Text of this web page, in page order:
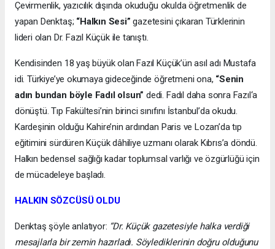
Çevirmenlik, yazıcılık dışında okuduğu okulda öğretmenlik de
yapan Denktaş; “Halkın Sesi”gazetesini çıkaran Türklerinin
lideri olan Dr. Fazıl Küçük ile tanıştı.
Kendisinden 18 yaş büyük olan Fazıl Küçük’ün asıl adı Mustafa
idi. Türkiye’ye okumaya gideceğinde öğretmeni ona, “Senin
adın bundan böyle Fadıl olsun” dedi. Fadıl daha sonra Fazıl‘a
dönüştü. Tıp Fakültesi’nin birinci sınıfını İstanbul’da okudu.
Kardeşinin olduğu Kahire’nin ardından Paris ve Lozan’da tıp
eğitimini sürdüren Küçük dâhiliye uzmanı olarak Kıbrıs’a döndü.
Halkın bedensel sağlığı kadar toplumsal varlığı ve özgürlüğü için
de mücadeleye başladı.
HALKIN SÖZCÜSÜ OLDU
Denktaş şöyle anlatıyor: “Dr. Küçük gazetesiyle halka verdiği
mesajlarla bir zemin hazırladı. Söylediklerinin doğru olduğunu